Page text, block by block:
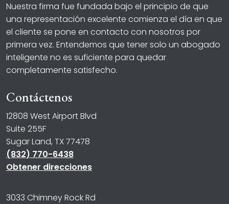
Nuestra firma fue fundada bajo el principio de que
una representación excelente comienza el día en que
el cliente se pone en contacto con nosotros por
primera vez. Entendemos que tener solo un abogado
inteligente no es suficiente para quedar
completamente satisfecho.
Contáctenos
12808 West Airport Blvd
Suite 255F
Sugar Land, TX 77478
(832) 770-6438
Obtener direcciones
3033 Chimney Rock Rd